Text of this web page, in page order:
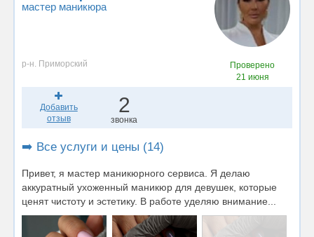
мастер маникюра
р-н. Приморский
Проверено
21 июня
Добавить
отзыв
2
звонка
➡️ Все услуги и цены (14)
Привет, я мастер маникюрного сервиса. Я делаю
аккуратный ухоженный маникюр для девушек, которые
ценят чистоту и эстетику. В работе уделяю внимание...